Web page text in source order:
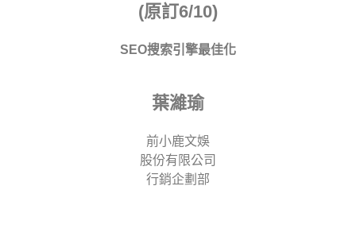
(原訂6/10)
SEO搜索引擎最佳化
葉濰瑜
前小鹿文娛
股份有限公司
行銷企劃部